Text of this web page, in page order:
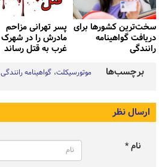
سخت‌ترین کشورها برای
دریافت گواهینامه
رانندگی
پسر تهرانی مزاحم
مادرش را در شهرک
غرب به قتل رساند
برچسب‌ها موتورسیکلت گواهینامه رانندگی
ارسال نظر
نام *